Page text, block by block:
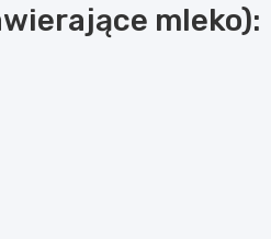
mleko):